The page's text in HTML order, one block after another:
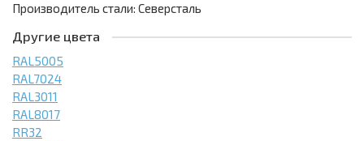
Производитель стали: Северсталь
Другие цвета
RAL5005
RAL7024
RAL3011
RAL8017
RR32